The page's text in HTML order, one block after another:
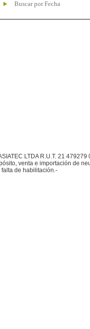
Buscar por Fecha
LTDA R.U.T. 21 479279
venta e importación de
de habilitación.-